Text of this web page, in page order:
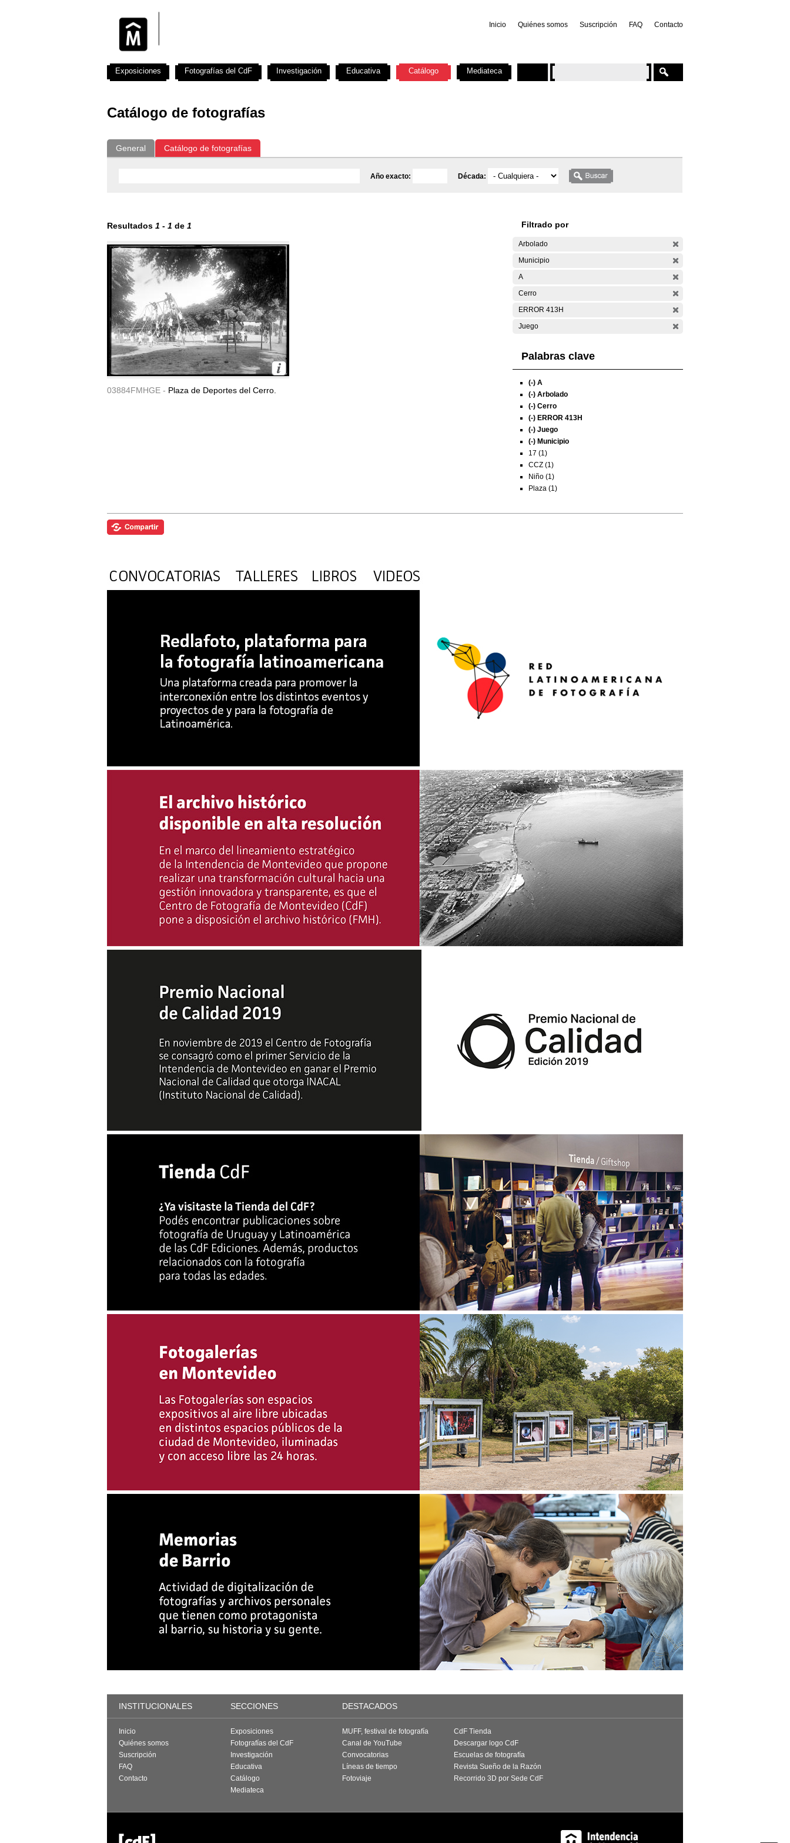
Inicio Quiénes somos Suscripción FAQ Contacto
Catálogo de fotografías
General Catálogo de fotografías
Año exacto: Década:
Resultados 1 - 1 de 1
03884FMHGE - Plaza de Deportes del Cerro.
Filtrado por
Arbolado
Municipio
A
Cerro
ERROR 413H
Juego
Palabras clave
(-) A
(-) Arbolado
(-) Cerro
(-) ERROR 413H
(-) Juego
(-) Municipio
17 (1)
CCZ (1)
Niño (1)
Plaza (1)
Exposiciones Fotografías del CdF Investigación Educativa Catálogo Mediateca
INSTITUCIONALES SECCIONES DESTACADOS
Inicio
Quiénes somos
Suscripción
FAQ
Contacto
Exposiciones
Fotografías del CdF
Investigación
Educativa
Catálogo
Mediateca
MUFF, festival de fotografía
Canal de YouTube
Convocatorias
Líneas de tiempo
Fotoviaje
CdF Tienda
Descargar logo CdF
Escuelas de fotografía
Revista Sueño de la Razón
Recorrido 3D por Sede CdF